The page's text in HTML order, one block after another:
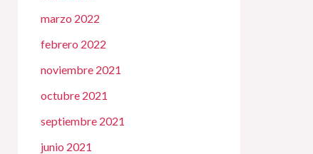
marzo 2022
febrero 2022
noviembre 2021
octubre 2021
septiembre 2021
junio 2021